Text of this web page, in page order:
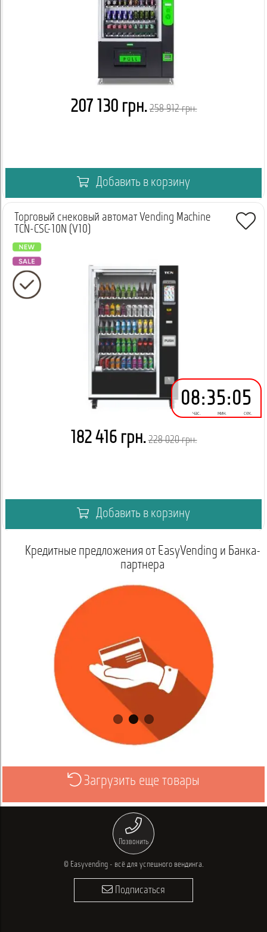
207 130 грн. 258 912 грн.
Добавить в корзину
Торговый снековый автомат Vending Machine
TCN-CSC-10N (V10)
08
час.
:35
мин.
:05
сек.
182 416 грн. 228 020 грн.
Добавить в корзину
Кредитные предложения от EasyVending и Банка-
партнера
Выбрать
Загрузить еще товары
Позвонить
© Easyvending - всё для успешного вендинга.
Подписаться